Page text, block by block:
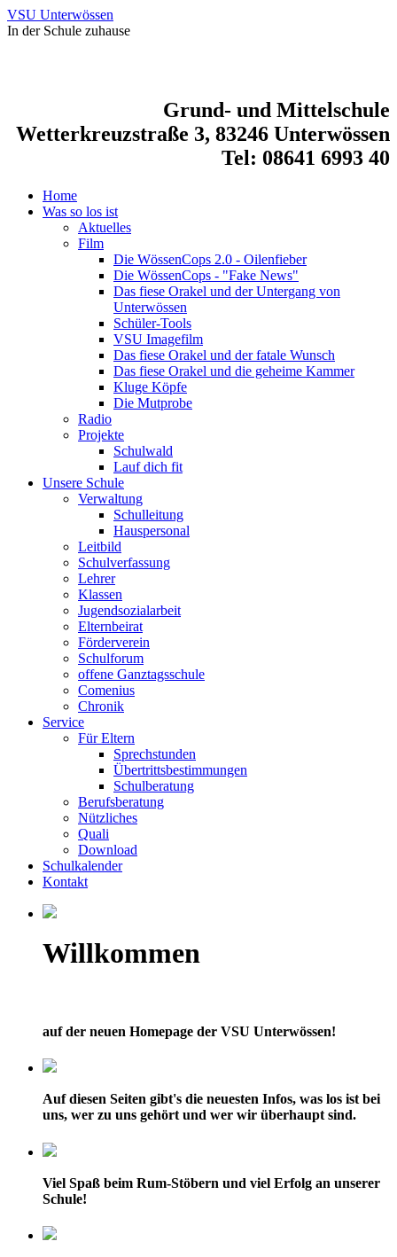
VSU Unterwössen
In der Schule zuhause
Grund- und Mittelschule
Wetterkreuzstraße 3, 83246 Unterwössen
Tel: 08641 6993 40
Home
Was so los ist
Aktuelles
Film
Die WössenCops 2.0 - Oilenfieber
Die WössenCops - "Fake News"
Das fiese Orakel und der Untergang von
Unterwössen
Schüler-Tools
VSU Imagefilm
Das fiese Orakel und der fatale Wunsch
Das fiese Orakel und die geheime Kammer
Kluge Köpfe
Die Mutprobe
Radio
Projekte
Schulwald
Lauf dich fit
Unsere Schule
Verwaltung
Schulleitung
Hauspersonal
Leitbild
Schulverfassung
Lehrer
Klassen
Jugendsozialarbeit
Elternbeirat
Förderverein
Schulforum
offene Ganztagsschule
Comenius
Chronik
Service
Für Eltern
Sprechstunden
Übertrittsbestimmungen
Schulberatung
Berufsberatung
Nützliches
Quali
Download
Schulkalender
Kontakt
Willkommen
auf der neuen Homepage der VSU Unterwössen!
Auf diesen Seiten gibt's die neuesten Infos, was los ist bei
uns, wer zu uns gehört und wer wir überhaupt sind.
Viel Spaß beim Rum-Stöbern und viel Erfolg an unserer
Schule!